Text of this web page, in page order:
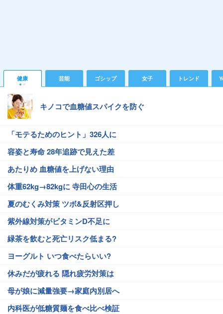
健康 芸能 ゴシップ 女子 トレンド
キノコで血糖値スパイクを防ぐ
「モテるためのヒント」326人に
容姿と寿命 28年追跡で見えた差
あたりめ 血糖値を上げない理由
体重62kg→82kgに 寺田心の生活
夏のむくみ対策 ツボ&反射区押し
紫外線対策がビタミンD不足に
緑茶を飲むと死亡リスク低まる?
ヨーグルト いつ食べたらいい?
休みだが疲れる 隠れ疲労対策は
母が娘に減量強要→家庭内別居へ
内科医が低糖質麺を食べ比べ検証